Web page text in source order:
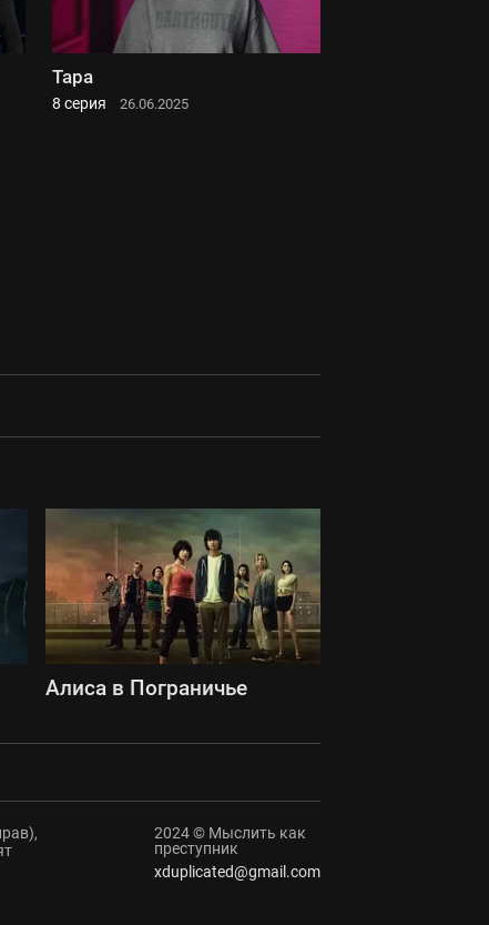
Тара
8 серия 26.06.2025
Алиса в Пограничье
2024 © Мыслить как
преступник
xduplicated@gmail.com